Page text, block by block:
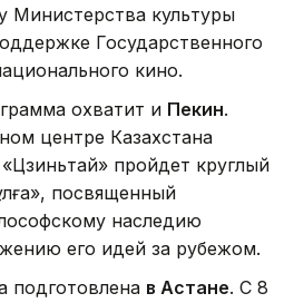
Министерства культуры
Государственного
кино.
охватит и Пекин.
центре Казахстана
пройдет круглый
посвященный
наследию
его идей за рубежом.
подготовлена в Астане. С 8